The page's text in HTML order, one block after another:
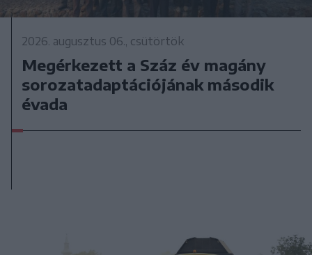
2026. augusztus 06., csütörtök
Megérkezett a Száz év magány
sorozatadaptációjának második
évada